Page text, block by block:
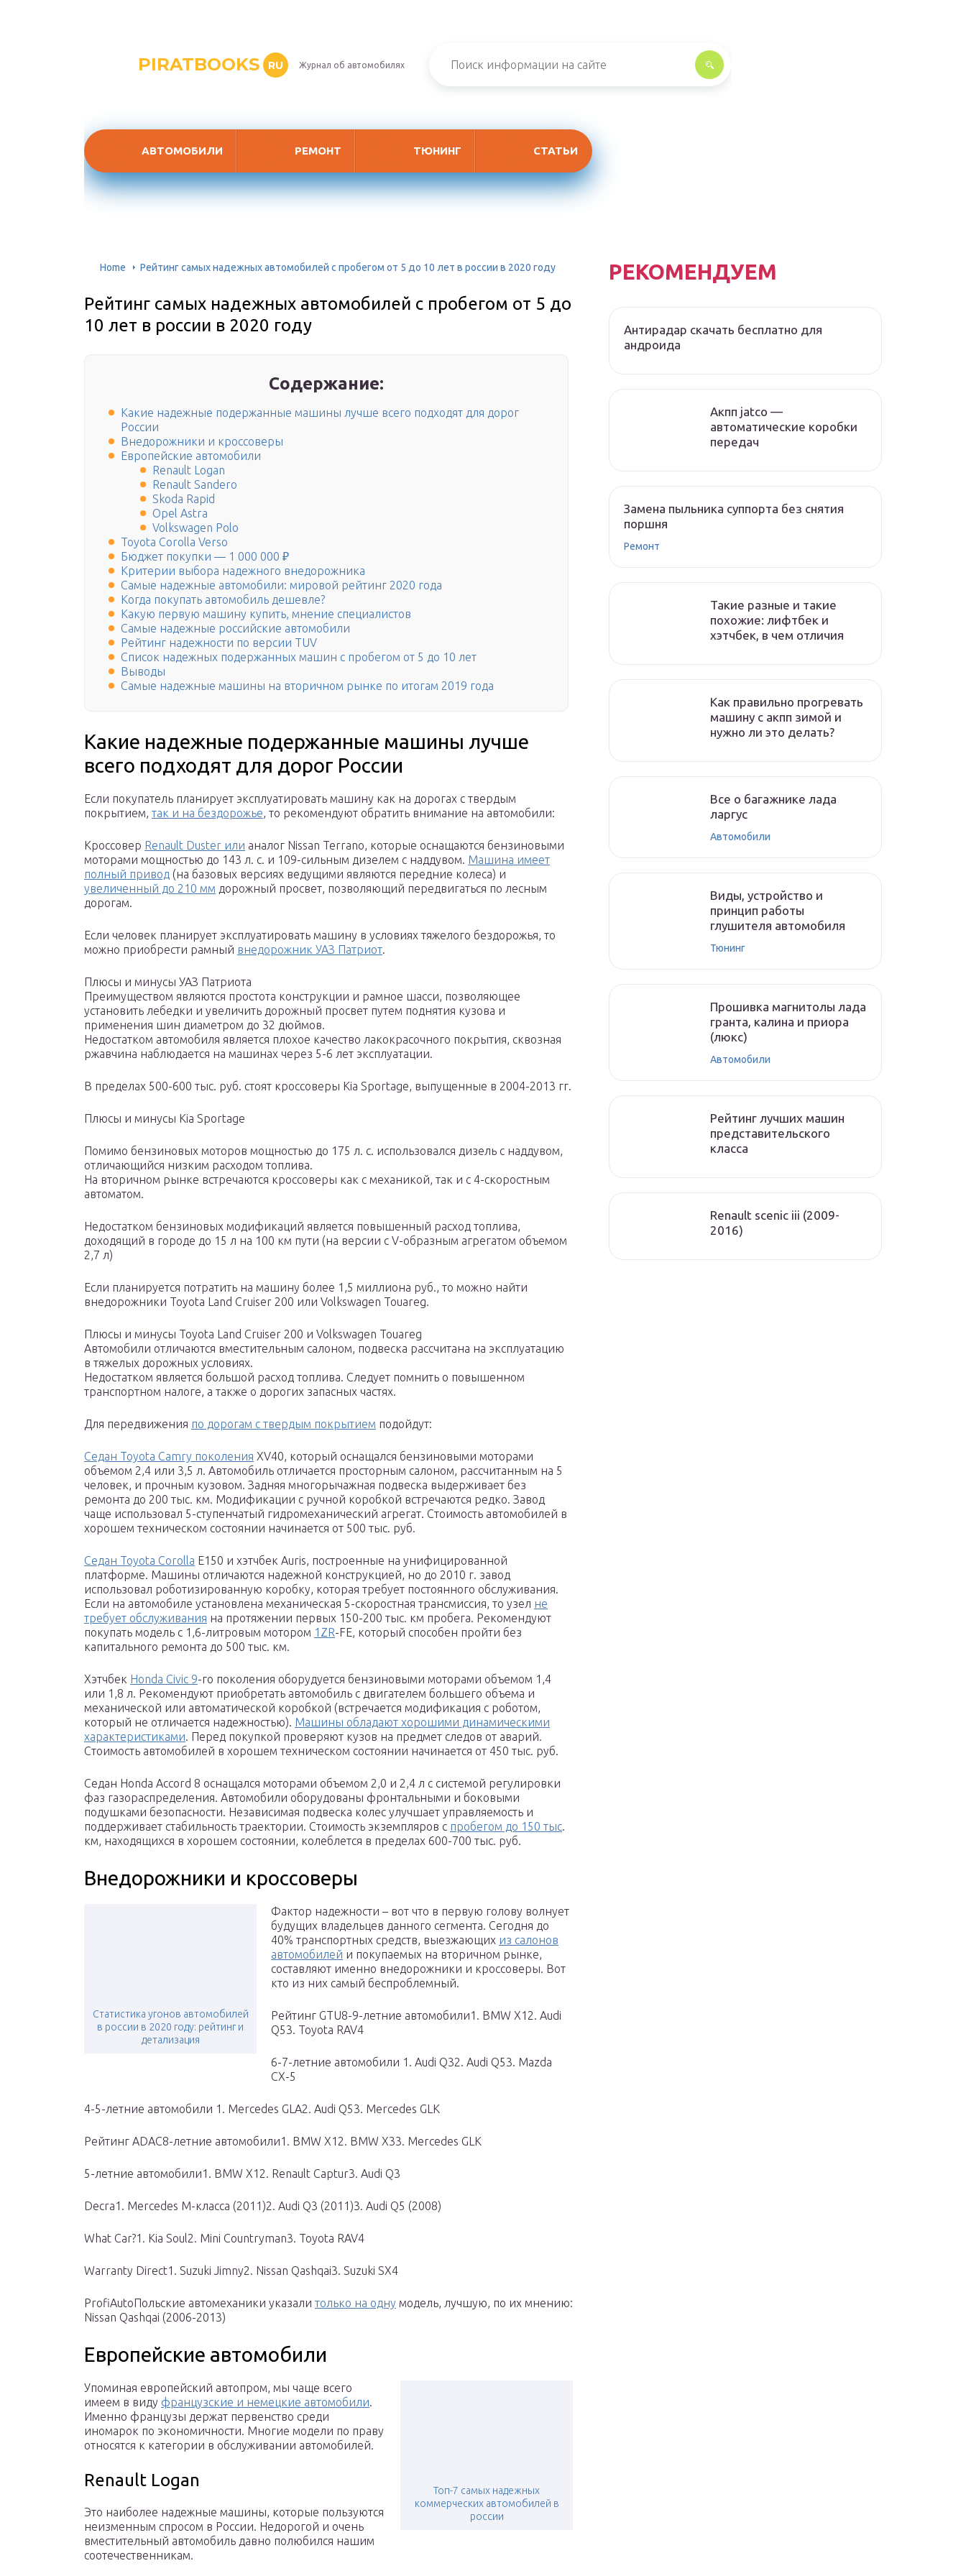
PIRATBOOKS RU Журнал об автомобилях
АВТОМОБИЛИ РЕМОНТ ТЮНИНГ СТАТЬИ
Home Рейтинг самых надежных автомобилей с пробегом от 5 до 10 лет в россии в 2020 году
Рейтинг самых надежных автомобилей с пробегом от 5 до
10 лет в россии в 2020 году
Содержание:
Какие надежные подержанные машины лучше всего подходят для дорог
России
Внедорожники и кроссоверы
Европейские автомобили
Renault Logan
Renault Sandero
Skoda Rapid
Opel Astra
Volkswagen Polo
Toyota Corolla Verso
Бюджет покупки — 1 000 000 ₽
Критерии выбора надежного внедорожника
Самые надежные автомобили: мировой рейтинг 2020 года
Когда покупать автомобиль дешевле?
Какую первую машину купить, мнение специалистов
Самые надежные российские автомобили
Рейтинг надежности по версии TUV
Список надежных подержанных машин с пробегом от 5 до 10 лет
Выводы
Самые надежные машины на вторичном рынке по итогам 2019 года
Какие надежные подержанные машины лучше
всего подходят для дорог России
Если покупатель планирует эксплуатировать машину как на дорогах с твердым
покрытием, так и на бездорожье, то рекомендуют обратить внимание на автомобили:
Кроссовер Renault Duster или аналог Nissan Terrano, которые оснащаются бензиновыми
моторами мощностью до 143 л. с. и 109-сильным дизелем с наддувом. Машина имеет
полный привод (на базовых версиях ведущими являются передние колеса) и
увеличенный до 210 мм дорожный просвет, позволяющий передвигаться по лесным
дорогам.
Если человек планирует эксплуатировать машину в условиях тяжелого бездорожья, то
можно приобрести рамный внедорожник УАЗ Патриот.
Плюсы и минусы УАЗ Патриота
Преимуществом являются простота конструкции и рамное шасси, позволяющее
установить лебедки и увеличить дорожный просвет путем поднятия кузова и
применения шин диаметром до 32 дюймов.
Недостатком автомобиля является плохое качество лакокрасочного покрытия, сквозная
ржавчина наблюдается на машинах через 5-6 лет эксплуатации.
В пределах 500-600 тыс. руб. стоят кроссоверы Kia Sportage, выпущенные в 2004-2013 гг.
Плюсы и минусы Kia Sportage
Помимо бензиновых моторов мощностью до 175 л. с. использовался дизель с наддувом,
отличающийся низким расходом топлива.
На вторичном рынке встречаются кроссоверы как с механикой, так и с 4-скоростным
автоматом.
Недостатком бензиновых модификаций является повышенный расход топлива,
доходящий в городе до 15 л на 100 км пути (на версии с V-образным агрегатом объемом
2,7 л)
Если планируется потратить на машину более 1,5 миллиона руб., то можно найти
внедорожники Toyota Land Cruiser 200 или Volkswagen Touareg.
Плюсы и минусы Toyota Land Cruiser 200 и Volkswagen Touareg
Автомобили отличаются вместительным салоном, подвеска рассчитана на эксплуатацию
в тяжелых дорожных условиях.
Недостатком является большой расход топлива. Следует помнить о повышенном
транспортном налоге, а также о дорогих запасных частях.
Для передвижения по дорогам с твердым покрытием подойдут:
Седан Toyota Camry поколения XV40, который оснащался бензиновыми моторами
объемом 2,4 или 3,5 л. Автомобиль отличается просторным салоном, рассчитанным на 5
человек, и прочным кузовом. Задняя многорычажная подвеска выдерживает без
ремонта до 200 тыс. км. Модификации с ручной коробкой встречаются редко. Завод
чаще использовал 5-ступенчатый гидромеханический агрегат. Стоимость автомобилей в
хорошем техническом состоянии начинается от 500 тыс. руб.
Седан Toyota Corolla E150 и хэтчбек Auris, построенные на унифицированной
платформе. Машины отличаются надежной конструкцией, но до 2010 г. завод
использовал роботизированную коробку, которая требует постоянного обслуживания.
Если на автомобиле установлена механическая 5-скоростная трансмиссия, то узел не
требует обслуживания на протяжении первых 150-200 тыс. км пробега. Рекомендуют
покупать модель с 1,6-литровым мотором 1ZR-FE, который способен пройти без
капитального ремонта до 500 тыс. км.
Хэтчбек Honda Civic 9-го поколения оборудуется бензиновыми моторами объемом 1,4
или 1,8 л. Рекомендуют приобретать автомобиль с двигателем большего объема и
механической или автоматической коробкой (встречается модификация с роботом,
который не отличается надежностью). Машины обладают хорошими динамическими
характеристиками. Перед покупкой проверяют кузов на предмет следов от аварий.
Стоимость автомобилей в хорошем техническом состоянии начинается от 450 тыс. руб.
Седан Honda Accord 8 оснащался моторами объемом 2,0 и 2,4 л с системой регулировки
фаз газораспределения. Автомобили оборудованы фронтальными и боковыми
подушками безопасности. Независимая подвеска колес улучшает управляемость и
поддерживает стабильность траектории. Стоимость экземпляров с пробегом до 150 тыс.
км, находящихся в хорошем состоянии, колеблется в пределах 600-700 тыс. руб.
Внедорожники и кроссоверы
Статистика угонов автомобилей
в россии в 2020 году: рейтинг и
детализация
Фактор надежности – вот что в первую голову волнует
будущих владельцев данного сегмента. Сегодня до
40% транспортных средств, выезжающих из салонов
автомобилей и покупаемых на вторичном рынке,
составляют именно внедорожники и кроссоверы. Вот
кто из них самый беспроблемный.
Рейтинг GTU8-9-летние автомобили1. BMW X12. Audi
Q53. Toyota RAV4
6-7-летние автомобили 1. Audi Q32. Audi Q53. Mazda
CX-5
4-5-летние автомобили 1. Mercedes GLA2. Audi Q53. Mercedes GLK
Рейтинг ADAC8-летние автомобили1. BMW X12. BMW X33. Mercedes GLK
5-летние автомобили1. BMW X12. Renault Captur3. Audi Q3
Decra1. Mercedes M-класса (2011)2. Audi Q3 (2011)3. Audi Q5 (2008)
What Car?1. Kia Soul2. Mini Countryman3. Toyota RAV4
Warranty Direct1. Suzuki Jimny2. Nissan Qashqai3. Suzuki SX4
ProfiAutoПольские автомеханики указали только на одну модель, лучшую, по их мнению:
Nissan Qashqai (2006-2013)
Европейские автомобили
Топ-7 самых надежных
коммерческих автомобилей в
россии
Упоминая европейский автопром, мы чаще всего
имеем в виду французские и немецкие автомобили.
Именно французы держат первенство среди
иномарок по экономичности. Многие модели по праву
относятся к категории в обслуживании автомобилей.
Renault Logan
Это наиболее надежные машины, которые пользуются
неизменным спросом в России. Недорогой и очень
вместительный автомобиль давно полюбился нашим
соотечественникам.
РЕКОМЕНДУЕМ
Антирадар скачать бесплатно для
андроида
Акпп jatco —
автоматические коробки
передач
Замена пыльника суппорта без снятия
поршня
Ремонт
Такие разные и такие
похожие: лифтбек и
хэтчбек, в чем отличия
Как правильно прогревать
машину с акпп зимой и
нужно ли это делать?
Все о багажнике лада
ларгус
Автомобили
Виды, устройство и
принцип работы
глушителя автомобиля
Тюнинг
Прошивка магнитолы лада
гранта, калина и приора
(люкс)
Автомобили
Рейтинг лучших машин
представительского
класса
Renault scenic iii (2009-
2016)